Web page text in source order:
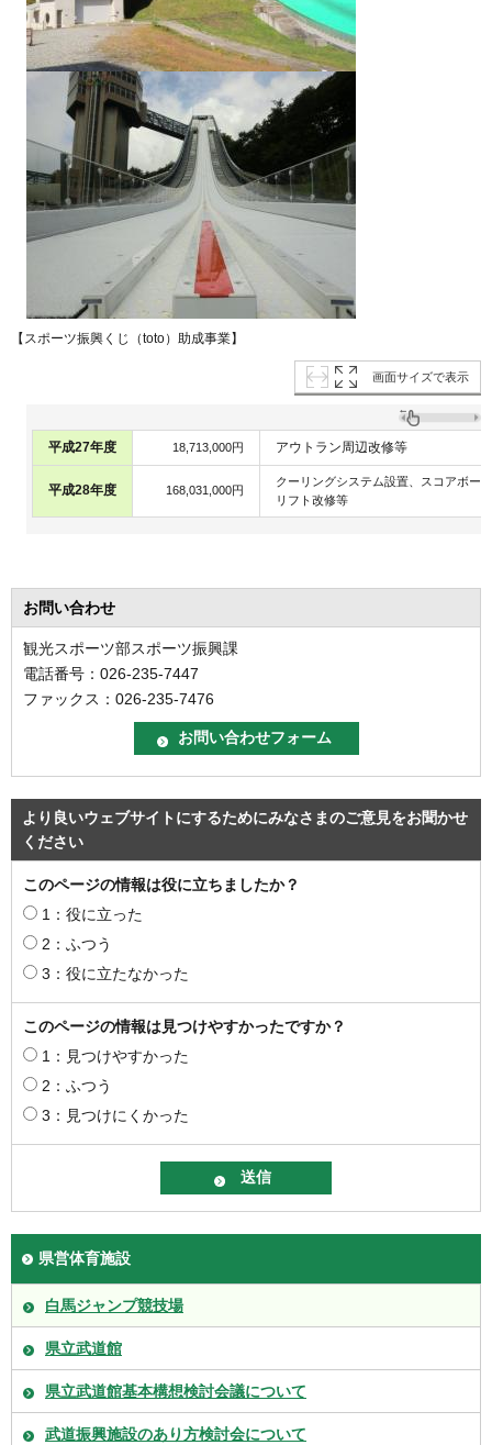
【スポーツ振興くじ（toto）助成事業】
画面サイズで表示
平成27年度 18,713,000円 アウトラン周辺改修等
平成28年度 168,031,000円
クーリングシステム設置、スコアボー
リフト改修等
お問い合わせ
観光スポーツ部スポーツ振興課
電話番号：026-235-7447
ファックス：026-235-7476
より良いウェブサイトにするためにみなさまのご意見をお聞かせ
ください
このページの情報は役に立ちましたか？
1：役に立った
2：ふつう
3：役に立たなかった
このページの情報は見つけやすかったですか？
1：見つけやすかった
2：ふつう
3：見つけにくかった
県営体育施設
白馬ジャンプ競技場
県立武道館
県立武道館基本構想検討会議について
武道振興施設のあり方検討会について